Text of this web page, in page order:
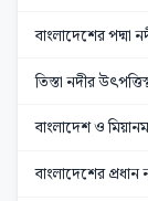
বাংলাদেশের পদ্মা
তিস্তা নদীর
বাংলাদেশ ও
বাংলাদেশের প্রধান